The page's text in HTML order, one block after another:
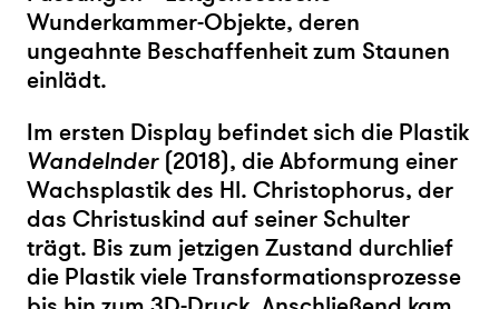
Wunderkammer-Objekte, deren
ungeahnte Beschaffenheit zum Staunen
einlädt.
Im ersten Display befindet sich die Plastik
Wandelnder(2018), die Abformung einer
Wachsplastik des Hl. Christophorus, der
das Christuskind auf seiner Schulter
trägt. Bis zum jetzigen Zustand durchlief
die Plastik viele Transformationsprozesse